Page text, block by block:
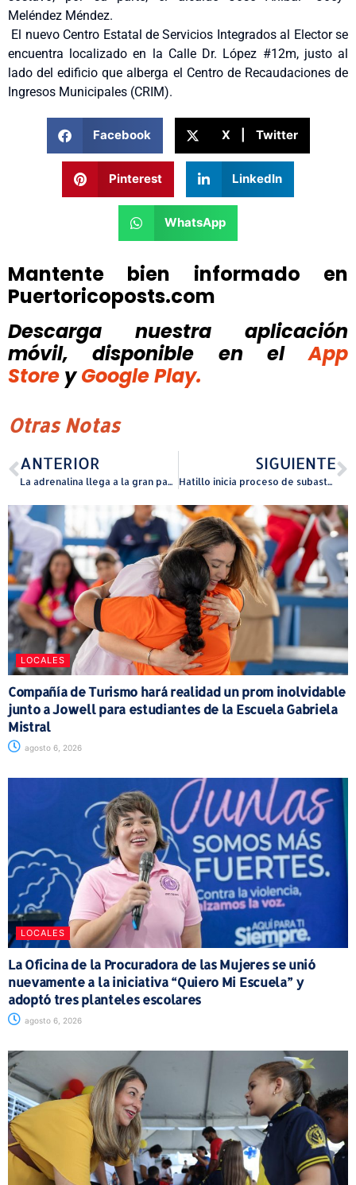
Meléndez Méndez.
El nuevo Centro Estatal de Servicios Integrados al Elector se
encuentra localizado en la Calle Dr. López #12m, justo al
lado del edificio que alberga el Centro de Recaudaciones de
Ingresos Municipales (CRIM).
Facebook X | Twitter
Pinterest LinkedIn
WhatsApp
Mantente bien informado en
Puertoricoposts.com
Descarga nuestra aplicación
móvil, disponible
en el
App
Store y Google Play.
Otras Notas
ANTERIOR
La adrenalina llega a la gran pantalla con “A Tiro Limpio” Una historia de acción, suspenso y venganza
SIGUIENTE
Hatillo inicia proceso de subasta para mejoras de construcción del parque Doble A
LOCALES
Compañía de Turismo hará realidad un prom inolvidable
junto a Jowell para estudiantes de la Escuela Gabriela
Mistral
agosto 6, 2026
LOCALES
La Oficina de la Procuradora de las Mujeres se unió
nuevamente a la iniciativa “Quiero Mi Escuela” y
adoptó tres planteles escolares
agosto 6, 2026